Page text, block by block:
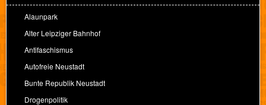
Alaunpark
Alter Leipziger Bahnhof
Antifaschismus
Autofreie Neustadt
Bunte Republik Neustadt
Drogenpolitik